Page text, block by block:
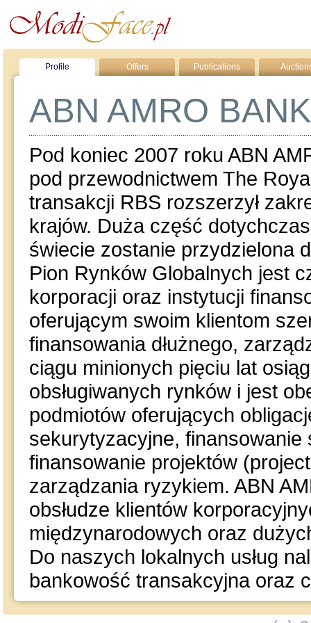
Profile Offers Publications
ABN AMRO
Pod koniec 2007 roku ABN
pod przewodnictwem The
transakcji RBS rozszerzył
krajów. Duża część
świecie zostanie przydzielona
Pion Rynków Globalnych jest
korporacji oraz instytucji
oferującym swoim klientom
finansowania dłużnego,
ciągu minionych pięciu lat
obsługiwanych rynków i jest
podmiotów oferujących
sekurytyzacyjne,
finansowanie projektów
zarządzania ryzykiem. ABN
obsłudze klientów
międzynarodowych oraz
Do naszych lokalnych usług
bankowość transakcyjna oraz